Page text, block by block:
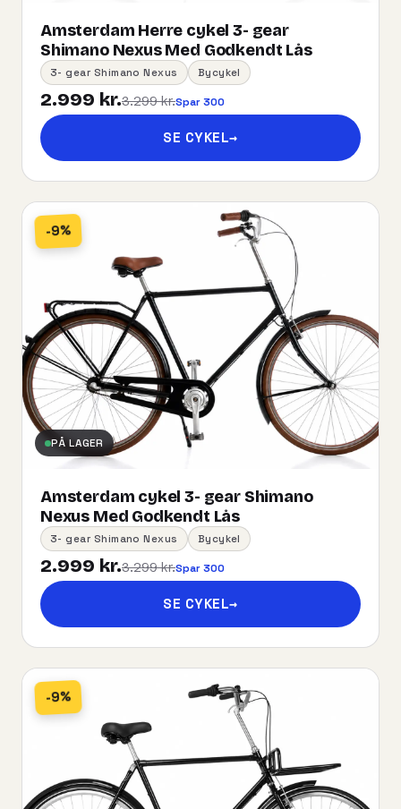
Amsterdam Herre cykel 3- gear
Shimano Nexus Med Godkendt Lås
3- gear Shimano Nexus Bycykel
2.999 kr.3.299 kr.Spar 300
SE CYKEL→
-9%
PÅ LAGER
Amsterdam cykel 3- gear Shimano
Nexus Med Godkendt Lås
3- gear Shimano Nexus Bycykel
2.999 kr.3.299 kr.Spar 300
SE CYKEL→
-9%